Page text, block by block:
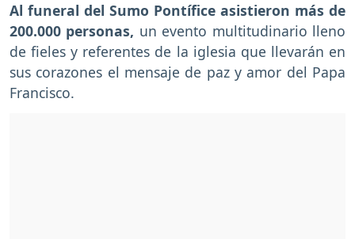
Al funeral del Sumo Pontífice asistieron más de
200.000 personas, un evento multitudinario lleno
de fieles y referentes de la iglesia que llevarán en
sus corazones el mensaje de paz y amor del Papa
Francisco.